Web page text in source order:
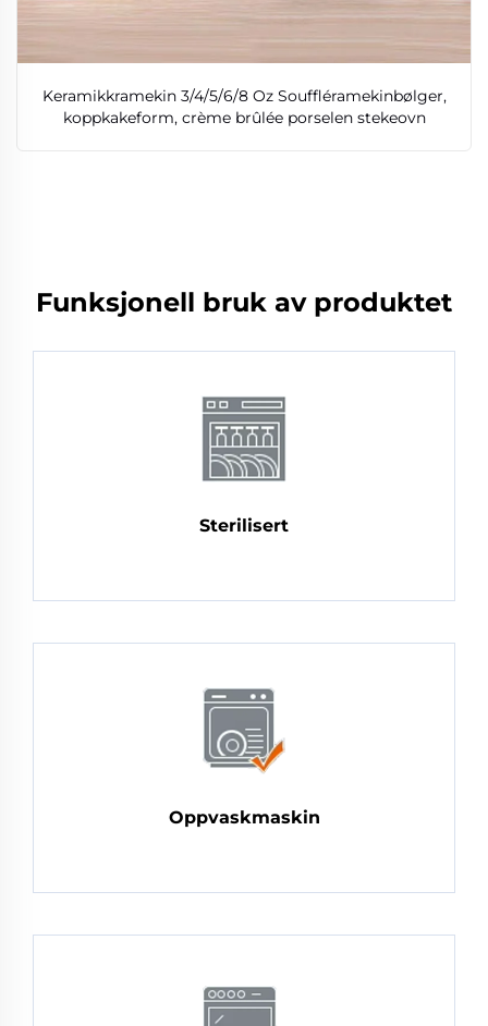
Keramikkramekin 3/4/5/6/8 Oz Souffléramekinbølger,
koppkakeform, crème brûlée porselen stekeovn
Funksjonell bruk av produktet
Sterilisert
Oppvaskmaskin